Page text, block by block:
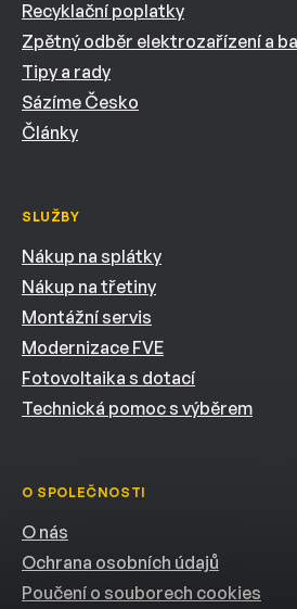
Recyklační poplatky
Zpětný odběr elektrozařízení a
Tipy a rady
Sázíme Česko
Články
SLUŽBY
Nákup na splátky
Nákup na třetiny
Montážní servis
Modernizace FVE
Fotovoltaika s dotací
Technická pomoc s výběrem
O SPOLEČNOSTI
O nás
Ochrana osobních údajů
Poučení o souborech cookies